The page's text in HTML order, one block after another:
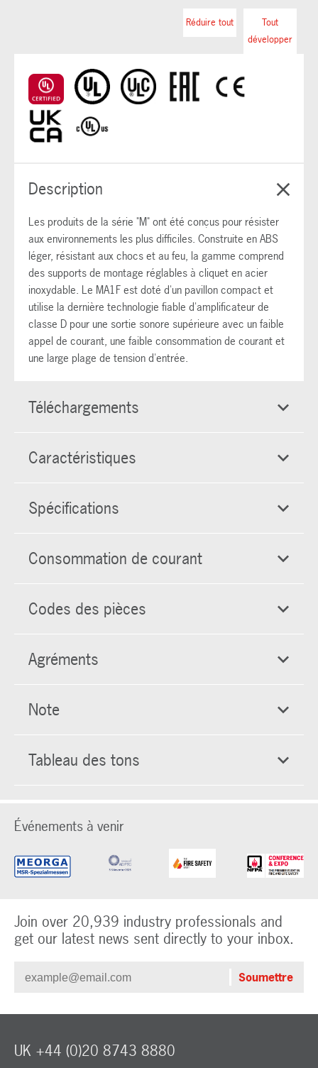
Tout
développer
Réduire tout
Description
Les produits de la série "M" ont été conçus pour résister
aux environnements les plus difficiles. Construite en ABS
léger, résistant aux chocs et au feu, la gamme comprend
des supports de montage réglables à cliquet en acier
inoxydable. Le MA1F est doté d'un pavillon compact et
utilise la dernière technologie fiable d'amplificateur de
classe D pour une sortie sonore supérieure avec un faible
appel de courant, une faible consommation de courant et
une large plage de tension d'entrée.
Téléchargements
Caractéristiques
Spécifications
Consommation de courant
Codes des pièces
Agréments
Note
Tableau des tons
Événements à venir
Join over 20,939 industry professionals and
get our latest news sent directly to your inbox.
UK +44 (0)20 8743 8880